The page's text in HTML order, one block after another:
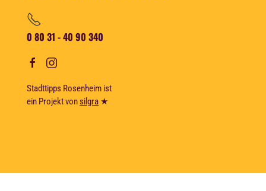
0 80 31 - 40 90 340
Stadttipps Rosenheim ist
ein Projekt von silgra ★